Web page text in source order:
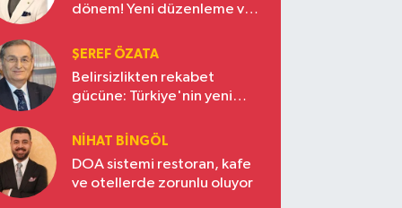
dönem! Yeni düzenleme ve
ŞEREF ÖZATA
Belirsizlikten rekabet
gücüne: Türkiye'nin yeni
NIHAT BINGÖL
DOA sistemi restoran, kafe
ve otellerde zorunlu oluyor